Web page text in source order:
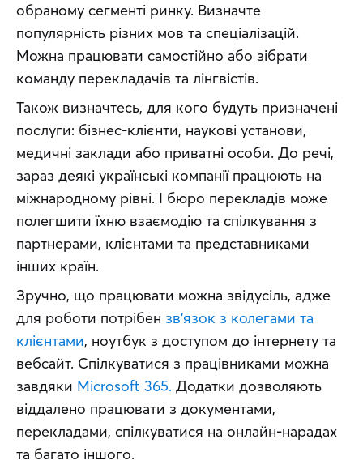
обраному сегменті ринку. Визначте
популярність різних мов та спеціалізацій.
Можна працювати самостійно або зібрати
команду перекладачів та лінгвістів.
Також визначтесь, для кого будуть призначені
послуги: бізнес-клієнти, наукові установи,
медичні заклади або приватні особи. До речі,
зараз деякі українські компанії працюють на
міжнародному рівні. І бюро перекладів може
полегшити їхню взаємодію та спілкування з
партнерами, клієнтами та представниками
інших країн.
Зручно, що працювати можна звідусіль, адже
для роботи потрібен зв’язок з колегами та
клієнтами, ноутбук з доступом до інтернету та
вебсайт. Спілкуватися з працівниками можна
завдяки Microsoft 365. Додатки дозволяють
віддалено працювати з документами,
перекладами, спілкуватися на онлайн-нарадах
та багато іншого.